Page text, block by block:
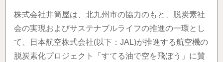
株式会社井筒屋は、北九州市の協力のもと、脱炭素社
会の実現およびサステナブルライフの推進の一環とし
て、日本航空株式会社(以下：JAL)が推進する航空機の
脱炭素化プロジェクト「すてる油で空を飛ぼう」に賛